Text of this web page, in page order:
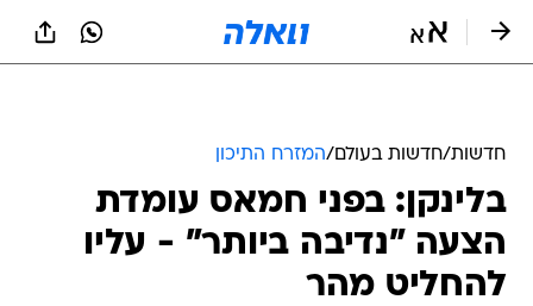
חדשות/חדשות בעולם/המזרח התיכון
בלינקן: בפני חמאס עומדת
הצעה "נדיבה ביותר" - עליו
להחליט מהר